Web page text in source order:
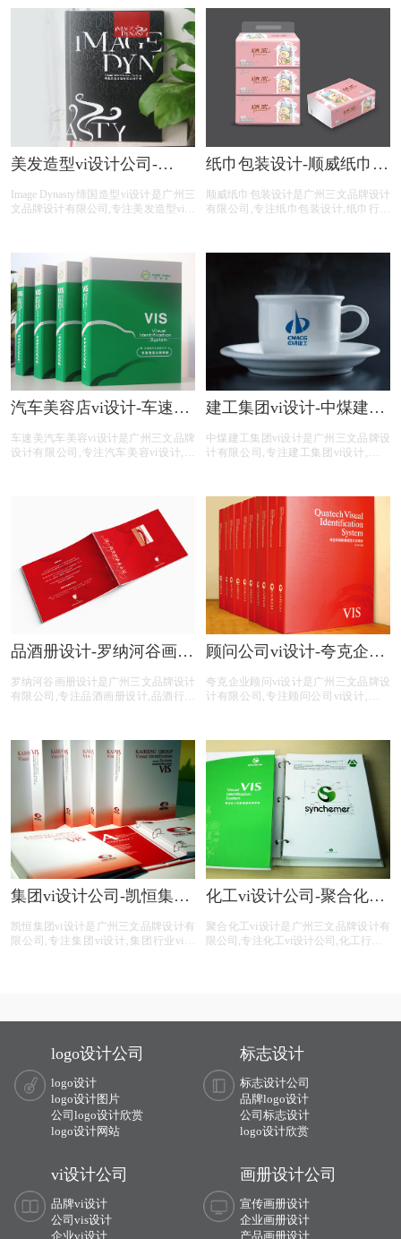
计前期提供画册整体策划,照片拍摄,文
案撰写,画册印刷等酒类画册设计服
设计,港式茶餐厅公司电商菜谱设计,提
供专业菜谱设计,中餐菜谱设计,西餐菜
谱设计,自助餐菜谱设计,火锅菜谱设计
等港式茶餐厅菜谱设计服务。
美发造型vi设计公司-
手册
Image Dynasty缔国造型vi设计是广州三
文品牌设计有限公司,专注美发造型vi设
商vi设计,提供专业vi设计,集团vi设计,品
牌vi设计,品牌vis设计,精美vis设计等美
发造型vi设计服务。
纸巾包装设计-顺威纸巾包
顺威纸巾包装设计是广州三文品牌设计
有限公司,专注纸巾包装设计,纸巾行业
前期提供品牌整体策划,logo设计,商标
汽车美容店vi设计-车速美
车速美汽车美容vi设计是广州三文品牌
设计有限公司,专注汽车美容vi设计,汽
计,品牌vis设计,精美vis设计等汽车美容
建工集团vi设计-中煤建工
中煤建工集团vi设计是广州三文品牌设
计有限公司,专注建工集团vi设计,建工
设计,提供专业vi设计,集团vi设计,品牌vi
设计,品牌vis设计,精美vis设计等建工集
团vi设计服务。
品酒册设计-罗纳河谷画册
罗纳河谷画册设计是广州三文品牌设计
有限公司,专注品酒画册设计,品酒行业
前期提供画册整体策划,照片拍摄,文案
撰写,画册印刷等品酒画册设计服务。
顾问公司vi设计-夸克企业
夸克企业顾问vi设计是广州三文品牌设
计有限公司,专注顾问公司vi设计,顾问
提供专业vi设计,集团vi设计,品牌vi设计,
品牌vis设计,精美vis设计等顾问公司vi
设计服务。
集团vi设计公司-凯恒集团
凯恒集团vi设计是广州三文品牌设计有
限公司,专注集团vi设计,集团行业vi设
化工vi设计公司-聚合化工
聚合化工vi设计是广州三文品牌设计有
限公司,专注化工vi设计公司,化工行业vi
logo设计公司
logo设计
logo设计图片
公司logo设计欣赏
logo设计网站
标志设计
标志设计公司
品牌logo设计
公司标志设计
logo设计欣赏
vi设计公司
品牌vi设计
公司vis设计
企业vi设计
画册设计公司
宣传画册设计
企业画册设计
产品画册设计